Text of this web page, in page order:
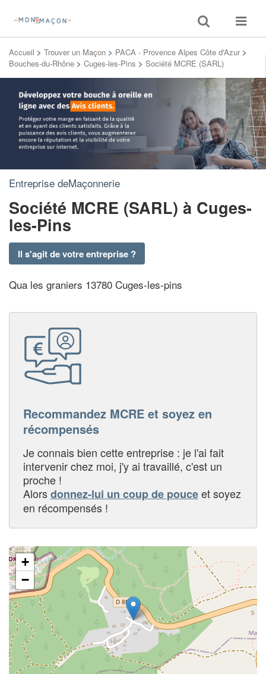
Toggle
search
Toggle
Accueil > Trouver un Maçon > PACA - Provence Alpes Côte d'Azur >
Bouches-du-Rhône > Cuges-les-Pins > Société MCRE (SARL)
Entreprise deMaçonnerie
Société MCRE (SARL) à Cuges-
les-Pins
Il s'agit de votre entreprise ?
Qua les graniers 13780 Cuges-les-pins
Recommandez MCRE et soyez en
récompensés
Je connais bien cette entreprise : je l'ai fait
intervenir chez moi, j'y ai travaillé, c'est un
proche !
Alorsdonnez-lui un coup de pouceet soyez
en récompensés !
+
−